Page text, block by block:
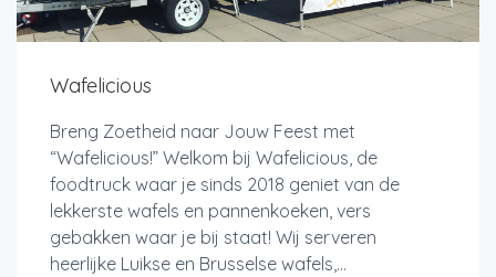
Wafelicious
Breng Zoetheid naar Jouw Feest met
“Wafelicious!” Welkom bij Wafelicious, de
foodtruck waar je sinds 2018 geniet van de
lekkerste wafels en pannenkoeken, vers
gebakken waar je bij staat! Wij serveren
heerlijke Luikse en Brusselse wafels,...